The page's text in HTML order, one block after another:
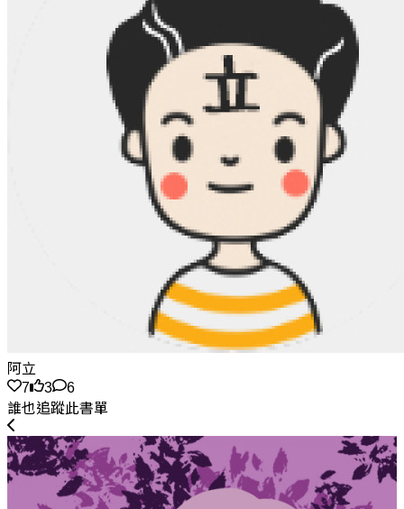
阿立
7
3
6
誰也追蹤此書單